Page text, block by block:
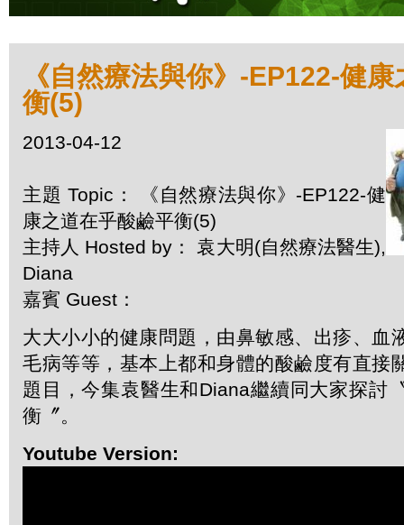
《自然療法與你》-EP122-健
衡(5)
2013-04-12
主題 Topic： 《自然療法與你》-EP122-健
康之道在乎酸鹼平衡(5)
主持人 Hosted by： 袁大明(自然療法醫生),
Diana
嘉賓 Guest：
大大小小的健康問題，由鼻敏感、出疹、血
毛病等等，基本上都和身體的酸鹼度有直接
題目，今集袁醫生和Diana繼續同大家探討
衡〞。
Youtube Version: